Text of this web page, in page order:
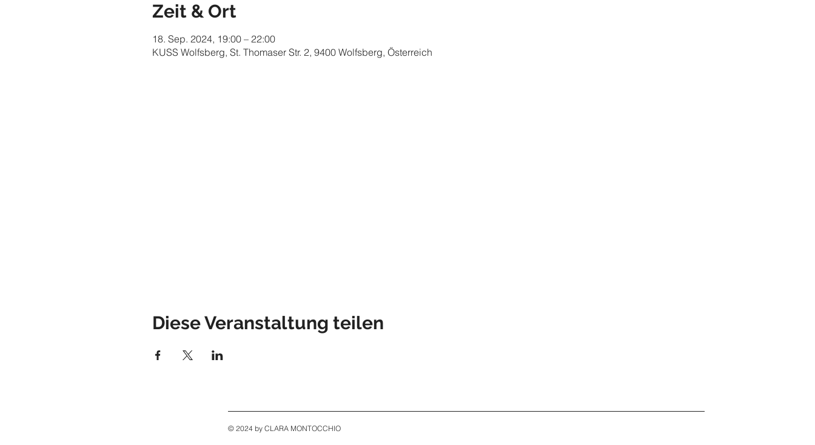
Zeit & Ort
18. Sep. 2024, 19:00 – 22:00
KUSS Wolfsberg, St. Thomaser Str. 2, 9400 Wolfsberg, Österreich
Diese Veranstaltung teilen
© 2024 by CLARA MONTOCCHIO